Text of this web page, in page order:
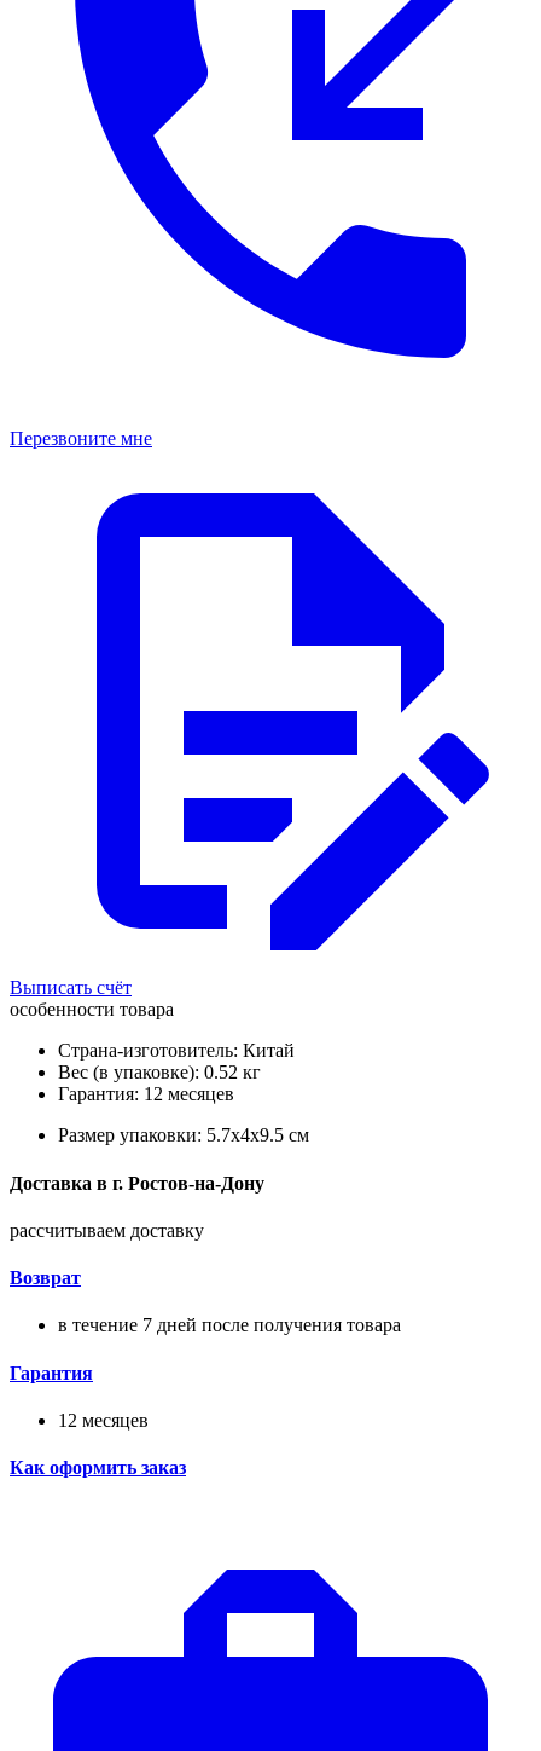
Перезвоните мне
Выписать счёт
особенности товара
Страна-изготовитель: Китай
Вес (в упаковке): 0.52 кг
Гарантия: 12 месяцев
Размер упаковки: 5.7x4x9.5 см
Доставка в г. Ростов-на-Дону
рассчитываем доставку
Возврат
в течение 7 дней после получения товара
Гарантия
12 месяцев
Как оформить заказ